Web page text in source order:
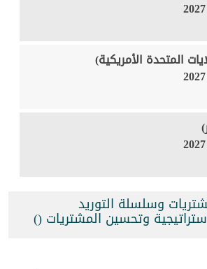
المتحدة الأمريكية)
وسلسلة التوريد
وتحسين المشتريات ()